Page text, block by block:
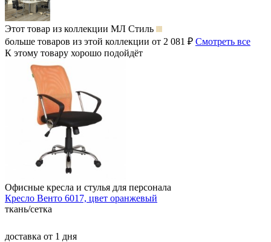
Этот товар из коллекции МЛ Стиль
больше товаров из этой коллекции от 2 081 ₽ Смотреть все
К этому товару хорошо подойдёт
Офисные кресла и стулья для персонала
Кресло Венто 6017, цвет оранжевый
ткань/сетка
доставка от 1 дня